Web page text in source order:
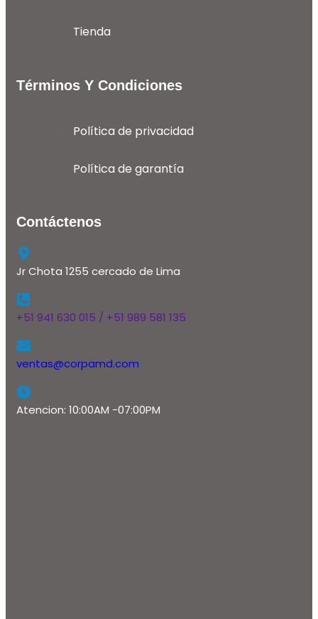
Tienda
Términos Y Condiciones
Política de privacidad
Política de garantía
Contáctenos
Jr Chota 1255 cercado de Lima
+51 941 630 015 / +51 989 581 135
ventas@corpamd.com
Atencion: 10:00AM -07:00PM